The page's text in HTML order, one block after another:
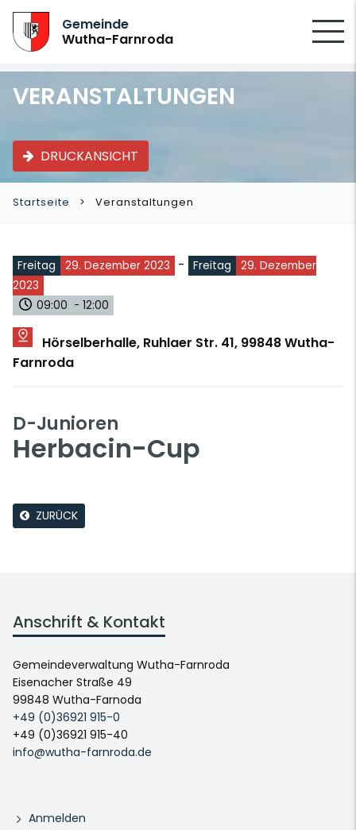
Gemeinde
Wutha-Farnroda
VERANSTALTUNGEN
DRUCKANSICHT
Startseite Veranstaltungen
Freitag 29. Dezember 2023 - Freitag
29. Dezember
2023
09:00 - 12:00
Hörselberhalle, Ruhlaer Str. 41, 99848 Wutha-
Farnroda
D-Junioren
Herbacin-Cup
ZURÜCK
Anschrift & Kontakt
Gemeindeverwaltung Wutha-Farnroda
Eisenacher Straße 49
99848 Wutha-Farnoda
+49 (0)36921 915-0
+49 (0)36921 915-40
info@wutha-farnroda.de
Anmelden